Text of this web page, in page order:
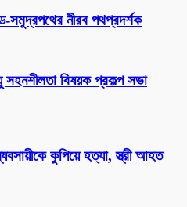
নীরব পথপ্রদর্শক
বিষয়ক প্রকল্প সভা
কুপিয়ে হত্যা, স্ত্রী আহত